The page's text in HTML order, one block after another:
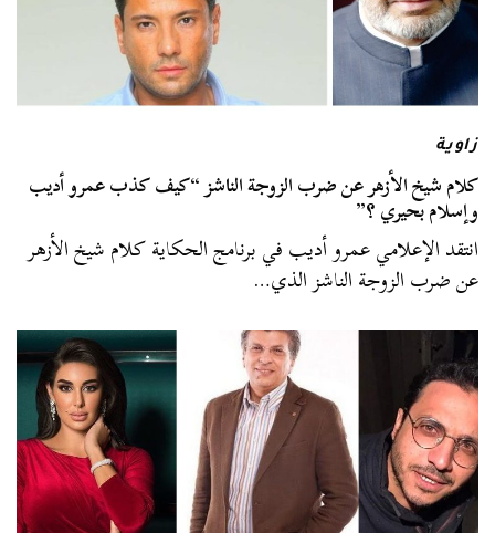
زاوية
كلام شيخ الأزهر عن ضرب الزوجة الناشز “كيف كذب عمرو أديب
وإسلام بحيري ؟”
انتقد الإعلامي عمرو أديب في برنامج الحكاية كلام شيخ الأزهر
عن ضرب الزوجة الناشز الذي…